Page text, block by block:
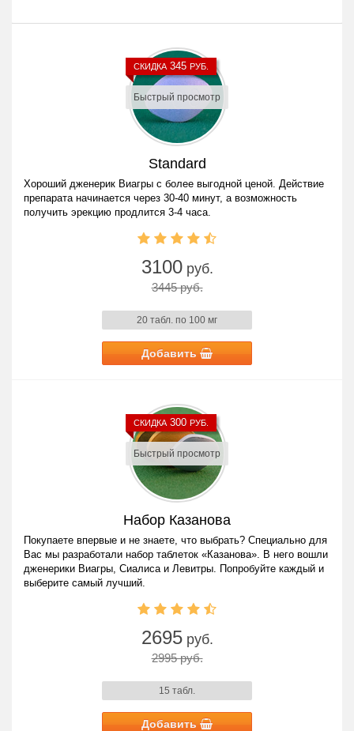
Быстрый просмотр
СКИДКА345 РУБ.
Standard
Хороший дженерик Виагры с более выгодной ценой. Действие
препарата начинается через 30-40 минут, а возможность
получить эрекцию продлится 3-4 часа.
3100руб.
3445 руб.
20 табл. по 100 мг
Добавить
Быстрый просмотр
СКИДКА300 РУБ.
Набор Казанова
Покупаете впервые и не знаете, что выбрать? Специально для
Вас мы разработали набор таблеток «Казанова». В него вошли
дженерики Виагры, Сиалиса и Левитры. Попробуйте каждый и
выберите самый лучший.
2695руб.
2995 руб.
15 табл.
Добавить